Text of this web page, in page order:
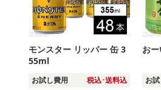
モンスター リッパー 缶 3
55ml
お試し費用 税込･送料込
お
お